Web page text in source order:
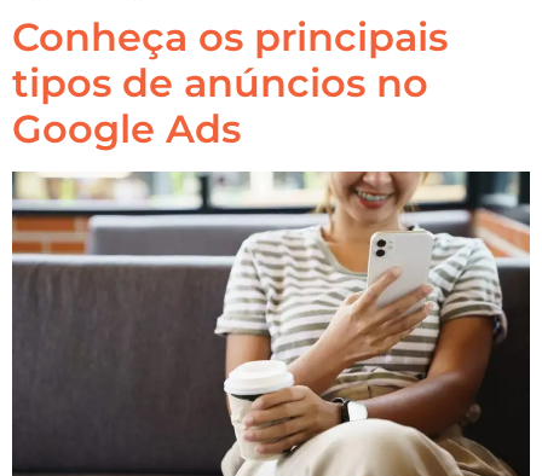
Conheça os principais
tipos de anúncios no
Google Ads